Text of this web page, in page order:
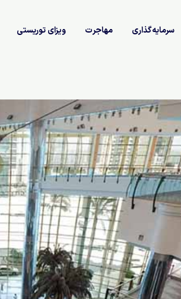
سرمایه‌گذاری مهاجرت ویزای توریستی